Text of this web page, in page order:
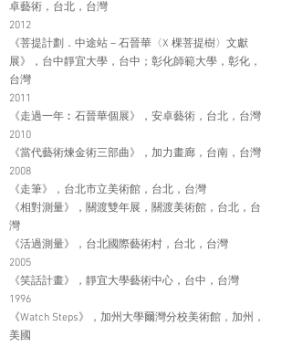
卓藝術，台北，台灣
2012
《菩提計劃．中途站－石晉華〈X 棵菩提樹〉文獻
展》，台中靜宜大學，台中；彰化師範大學，彰化，
台灣
2011
《走過一年︰石晉華個展》，安卓藝術，台北，台灣
2010
《當代藝術煉金術三部曲》，加力畫廊，台南，台灣
2008
《走筆》，台北市立美術館，台北，台灣
《相對測量》，關渡雙年展，關渡美術館，台北，台
灣
《活過測量》，台北國際藝術村，台北，台灣
2005
《笑話計畫》，靜宜大學藝術中心，台中，台灣
1996
《Watch Steps》，加州大學爾灣分校美術館，加州，
美國